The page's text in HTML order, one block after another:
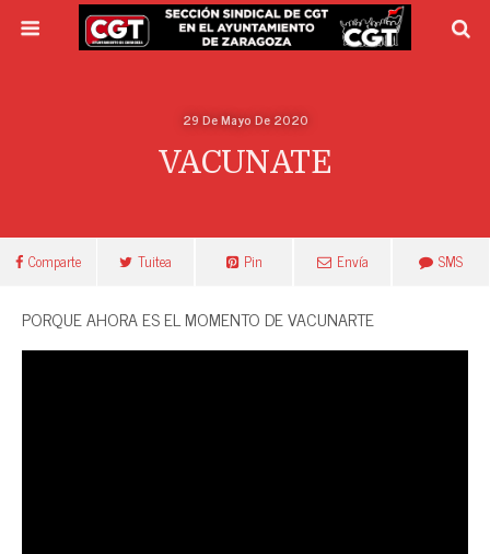
29 De Mayo De 2020
VACUNATE
Comparte Tuitea Pin Envía SMS
PORQUE AHORA ES EL MOMENTO DE VACUNARTE